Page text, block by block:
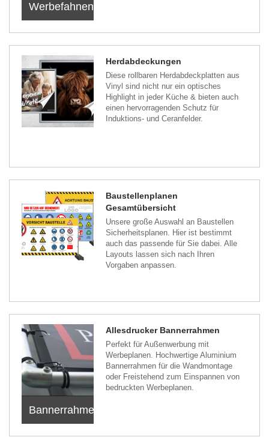
Werbefahnen
Herdabdeckungen
Diese rollbaren Herdabdeckplatten aus
Vinyl sind nicht nur ein optisches
Highlight in jeder Küche & bieten auch
einen hervorragenden Schutz für
Induktions- und Ceranfelder.
Baustellenplanen
Gesamtübersicht
Unsere große Auswahl an Baustellen
Sicherheitsplanen. Hier ist bestimmt
auch das passende für Sie dabei. Alle
Layouts lassen sich nach Ihren
Vorgaben anpassen.
Bannerrahmen
Allesdrucker Bannerrahmen
Perfekt für Außenwerbung mit
Werbeplanen. Hochwertige Aluminium
Bannerrahmen für die Wandmontage
oder Freistehend zum Einspannen von
bedruckten Werbeplanen.